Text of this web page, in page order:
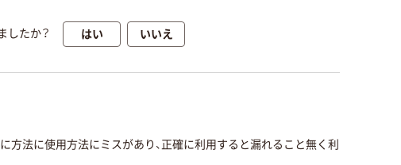
したか？ はい いいえ
方法に使用方法にミスがあり、正確に利用すると漏れること無く利